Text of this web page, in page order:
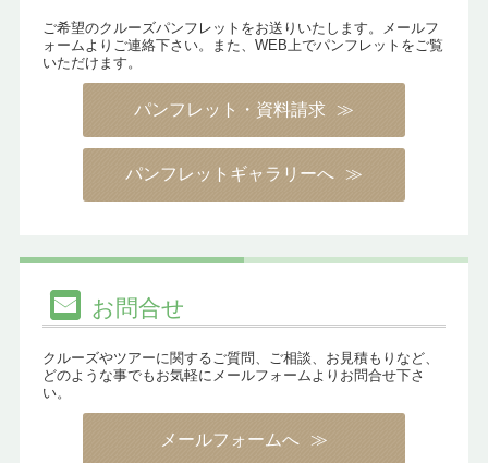
ご希望のクルーズパンフレットをお送りいたします。メールフ
ォームよりご連絡下さい。また、WEB上でパンフレットをご覧
いただけます。
パンフレット・資料請求
パンフレットギャラリーへ
お問合せ
クルーズやツアーに関するご質問、ご相談、お見積もりなど、
どのような事でもお気軽にメールフォームよりお問合せ下さ
い。
メールフォームへ